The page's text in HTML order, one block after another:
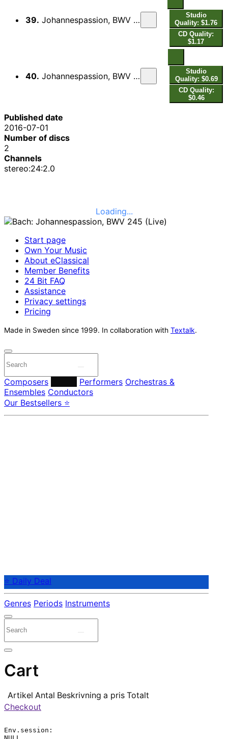
39. Johannespassion, BWV 245, Pt. 2: Ruht wohl, ihr heiligen Gebeine (Live)
Studio
Quality: $1.76
CD Quality:
$1.17
40. Johannespassion, BWV 245, Pt. 2: Ach Herr, laß dein lieb Engelein (Live)
Studio
Quality: $0.69
CD Quality:
$0.46
Published date
2016-07-01
Number of discs
2
Channels
stereo:24:2.0
Loading...
Start page
Own Your Music
About eClassical
Member Benefits
24 Bit FAQ
Assistance
Privacy settings
Pricing
Made in Sweden since 1999. In collaboration with Textalk.
Composers Performers Orchestras &
Ensembles Conductors
Our Bestsellers ⭐
⭐ Daily Deal
Genres Periods Instruments
Cart
Artikel Antal Beskrivning a pris Totalt
Checkout
Env.session: